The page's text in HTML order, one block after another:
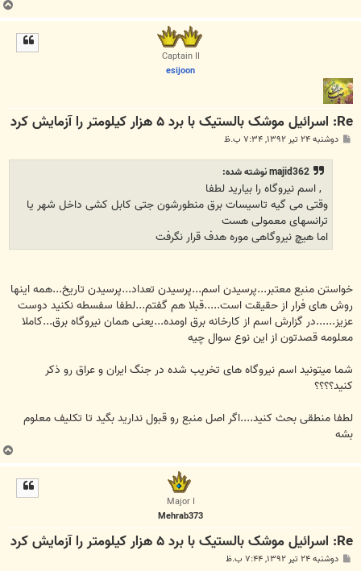
Captain II
esijoon
Re: اسرائیل موشک بالستیک با برد ۵ هزار کیلومتر را آزمایش کرد
دوشنبه ۲۴ تیر ۱۳۹۲, ۷:۳۴ ب.ظ
majid362 نوشته شده:
, اسم نیروگاه را بیارید لطفا
وقتی می گیه تاسیسات برق منطورشون جتی کابل کشی داخل شهر یا
ترانسهای معمولی هست
اما هیچ نیروگاهی موره هدف قرار نگرفت
خواستن منبع معتبر...پرسیدن اسم...پرسیدن تعداد...پرسیدن تاریخ...همه اینها
روش های فرار از حقیقت است.....قبلا هم گفتم...لطفا سفسطه نکنید دوست
عزیز......در گزارش اسم از کارخانه برق اومده...یعنی همان نیروگاه برق...کاملا
معلومه قصدتون از این نوع سوال چیه
شما میتونید اسم نیروگاه های تخریب شده در جنگ ایران و عراق رو ذکر
کنید؟؟؟؟
لطفا منطقی بحث کنید....اگر اصل منبع رو قبول ندارید بگید تا تکلیف معلوم
بشه
Major I
Mehrab373
Re: اسرائیل موشک بالستیک با برد ۵ هزار کیلومتر را آزمایش کرد
دوشنبه ۲۴ تیر ۱۳۹۲, ۷:۴۴ ب.ظ